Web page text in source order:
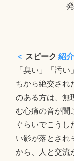
＜ スピーク 紹
「臭い」「汚
ちから絶交され
のある方は、無
む心痛の音が聞
ぐらいでこうし
い影が落とされ
から、人と交流